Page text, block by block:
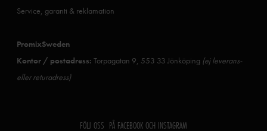
Service, garanti & reklamation
PromixSweden
Kontor / postadress: Torpagatan 9, 553 33 Jönköping (ej leverans-
eller returadress)
FÖLJ OSS PÅ FACEBOOK OCH INSTAGRAM